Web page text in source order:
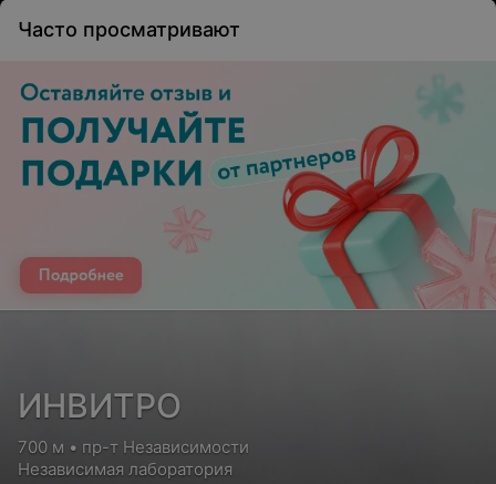
Часто просматривают
ИНВИТРО
700 м • пр-т Независимости
Независимая лаборатория